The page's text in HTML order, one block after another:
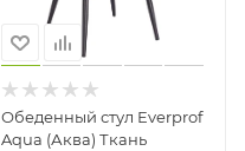
Обеденный стул Everprof
Aqua (Аква) Ткань